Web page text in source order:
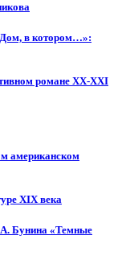
в котором…»:
романе XX-XXI
американском
XIX века
А. Бунина «Темные